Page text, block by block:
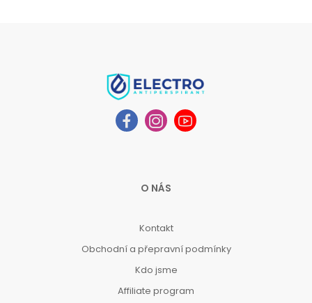
O NÁS
Kontakt
Obchodní a přepravní podmínky
Kdo jsme
Affiliate program